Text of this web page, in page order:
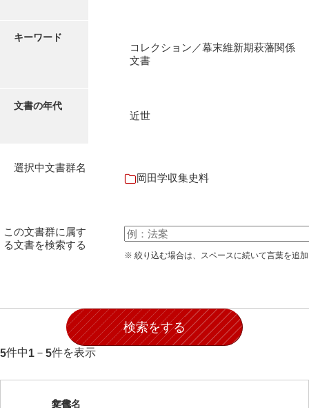
池田邦夫所蔵文書
石田家文書（山口市）
市川家文書
市川家文書(千葉県)
厳島神社祭礼堅田中組水上会講文書
厳島神社念仏踊堅田下組流田会講文書
出羽家文書
キーワード
コレクション／幕末維新期萩藩関係
文書
文書の年代
近世
選択中文書群名
岡田学収集史料
この文書群に属す
る文書を検索する
※ 絞り込む場合は、スペースに続いて言葉を追
5件中1 － 5件を表示
1
文書名
年代